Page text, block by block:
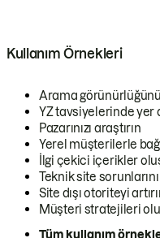
Kullanım Örnekleri
Arama görünürlüğünü
YZ tavsiyelerinde yer
Pazarınızı araştırın
Yerel müşterilerle
İlgi çekici içerikler
Teknik site
Site dışı otoriteyi
Müşteri stratejileri
Tüm kullanım